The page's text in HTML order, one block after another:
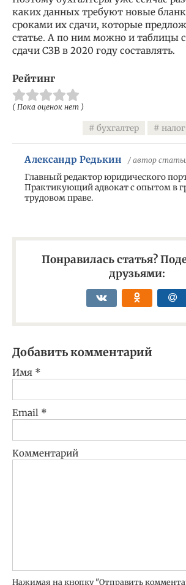
каких данных требуют новые
сроками их сдачи, которые
статье. А по ним можно и таблицы
сдачи СЗВ в 2020 году составлять.
Рейтинг
( Пока оценок нет )
бухгалтер налог
Александр Редькин / автор
Главный редактор юридического
Практикующий адвокат с опытом в
трудовом праве.
Понравилась статья?
друзьями:
Добавить комментарий
Имя *
Email *
Комментарий
Нажимая на кнопку "Отправить